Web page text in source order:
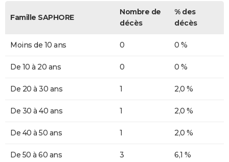
Famille SAPHORE
Nombre de
décès
% des
décès
Moins de 10 ans 0 0 %
De 10 à 20 ans 0 0 %
De 20 à 30 ans 1 2,0 %
De 30 à 40 ans 1 2,0 %
De 40 à 50 ans 1 2,0 %
De 50 à 60 ans 3 6,1 %